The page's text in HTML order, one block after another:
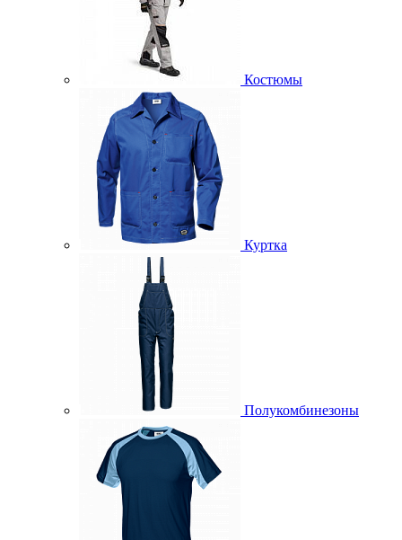
Костюмы
Куртка
Полукомбинезоны